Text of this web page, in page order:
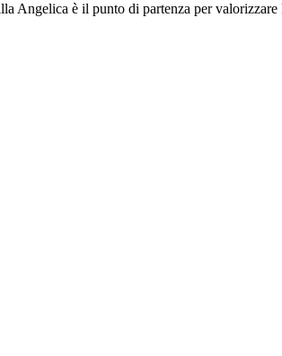
Angelica è il punto di partenza per